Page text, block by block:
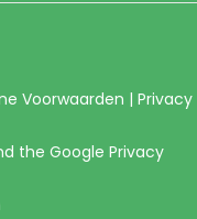
Voorwaarden | Privacy
the Google Privacy